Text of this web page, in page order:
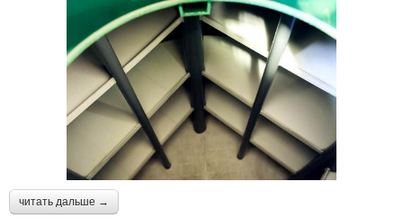
читать дальше →